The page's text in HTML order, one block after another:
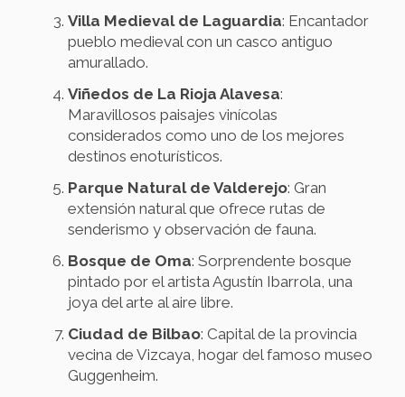
Villa Medieval de Laguardia: Encantador
pueblo medieval con un casco antiguo
amurallado.
Viñedos de La Rioja Alavesa:
Maravillosos paisajes vinícolas
considerados como uno de los mejores
destinos enoturísticos.
Parque Natural de Valderejo: Gran
extensión natural que ofrece rutas de
senderismo y observación de fauna.
Bosque de Oma: Sorprendente bosque
pintado por el artista Agustín Ibarrola, una
joya del arte al aire libre.
Ciudad de Bilbao: Capital de la provincia
vecina de Vizcaya, hogar del famoso museo
Guggenheim.